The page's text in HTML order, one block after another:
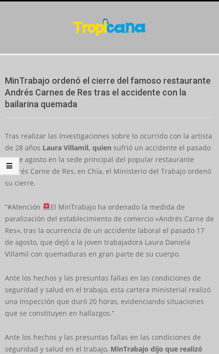
Menu
MinTrabajo ordenó el cierre del famoso restaurante
Andrés Carnes de Res tras el accidente con la
bailarina quemada
Tras realizar las investigaciones sobre lo ocurrido con la artista
de 28 años Laura Villamil, quien sufrió un accidente el pasado
17 de agosto en la sede principal del popular restaurante
Andrés Carne de Res, en Chía, el Ministerio del Trabajo ordenó
su cierre.
“#Atención
El MinTrabajo ha ordenado la medida de
paralización del establecimiento de comercio «Andrés Carne de
Res», tras la ocurrencia de un accidente laboral el pasado 17
de agosto, que dejó a la joven trabajadora Laura Daniela
Villamil con quemaduras en gran parte de su cuerpo.
Ante los hechos y las presuntas fallas en las condiciones de
seguridad y salud en el trabajo, esta cartera ministerial realizó
una inspección que duró 20 horas, evidenciando situaciones
que se constituyen en hallazgos.”
Ante los hechos y las presuntas fallas en las condiciones de
seguridad y salud en el trabajo, MinTrabajo dijo que realizó